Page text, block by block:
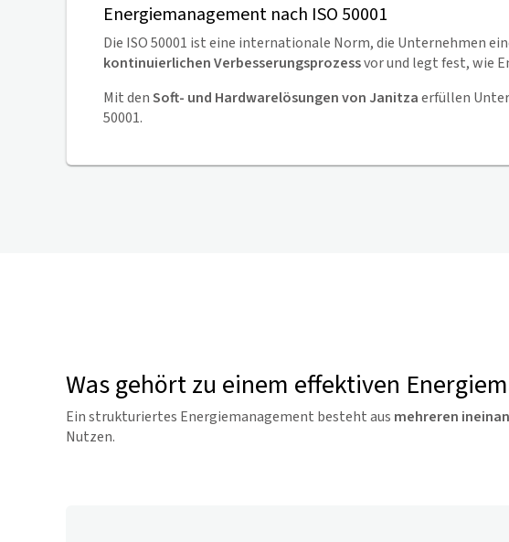
Energiemanagement nach ISO 50001
Die ISO 50001 ist eine internationale Norm, die Unternehmen
kontinuierlichen Verbesserungsprozessvor und legt fest, wie
Mit denSoft- und Hardwarelösungen von Janitzaerfüllen
50001.
Was gehört zu einem effektiven
Ein strukturiertes Energiemanagement besteht aus mehreren
Nutzen.